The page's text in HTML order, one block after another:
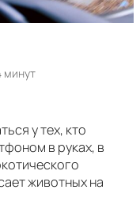
минут
у тех, кто
в руках, в
животных на